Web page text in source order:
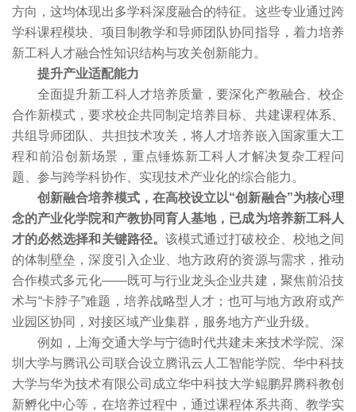
方向，这均体现出多学科深度融合的特征。这些专业通过跨
学科课程模块、项目制教学和导师团队协同指导，着力培养
新工科人才融合性知识结构与攻关创新能力。
提升产业适配能力
全面提升新工科人才培养质量，要深化产教融合、校企
合作新模式，要求校企共同制定培养目标、共建课程体系、
共组导师团队、共担技术攻关，将人才培养嵌入国家重大工
程和前沿创新场景，重点锤炼新工科人才解决复杂工程问
题、参与跨学科协作、实现技术产业化的综合能力。
创新融合培养模式，在高校设立以“创新融合”为核心理
念的产业化学院和产教协同育人基地，已成为培养新工科人
才的必然选择和关键路径。 该模式通过打破校企、校地之间
的体制壁垒，深度引入企业、地方政府的资源与需求，推动
合作模式多元化——既可与行业龙头企业共建，聚焦前沿技
术与“卡脖子”难题，培养战略型人才；也可与地方政府或产
业园区协同，对接区域产业集群，服务地方产业升级。
例如，上海交通大学与宁德时代共建未来技术学院、深
圳大学与腾讯公司联合设立腾讯云人工智能学院、华中科技
大学与华为技术有限公司成立华中科技大学鲲鹏昇腾科教创
新孵化中心等，在培养过程中，通过课程体系共商、教学实